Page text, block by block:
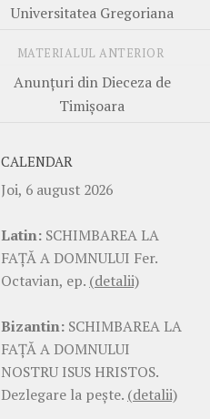
Universitatea Gregoriana
MATERIALUL ANTERIOR
Anunțuri din Dieceza de
Timișoara
CALENDAR
Joi, 6 august 2026
Latin: SCHIMBAREA LA
FAŢĂ A DOMNULUI Fer.
Octavian, ep. (detalii)
Bizantin: SCHIMBAREA LA
FAŢĂ A DOMNULUI
NOSTRU ISUS HRISTOS.
Dezlegare la pește. (detalii)